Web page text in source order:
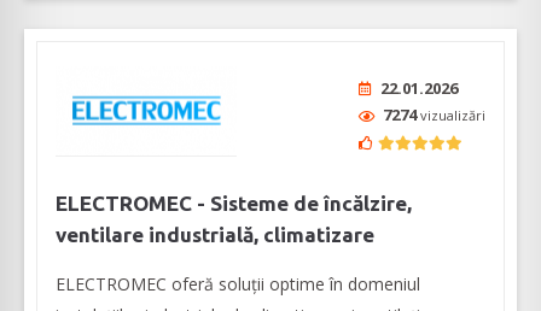
22.01.2026
7274vizualizări
ELECTROMEC - Sisteme de încălzire,
ventilare industrială, climatizare
ELECTROMEC oferă soluții optime în domeniul